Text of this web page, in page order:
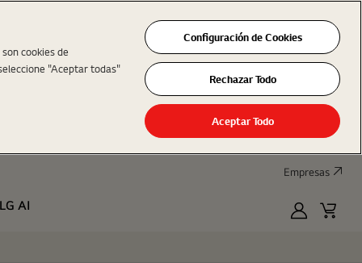
Empresas
LG AI
MyLGCart
cookies de
"Aceptar todas"
Configuración de Cookies
Rechazar Todo
Aceptar Todo